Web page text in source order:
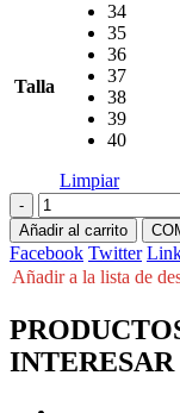
Talla
34
35
36
37
38
39
40
Limpiar
-
Añadir al carrito
Facebook Twitter
Añadir a la lista de
INTERESAR